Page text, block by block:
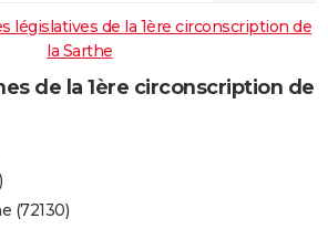
législatives de la 1ère circonscription de
la Sarthe
de la 1ère circonscription de
(72130)